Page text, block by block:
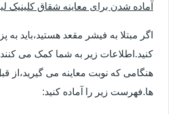
آماده شدن برای معاینه شقاق کلینیک
اگر مبتلا به فیشر مقعد
کنید.اطلاعات زیر به شما کمک می کنند
هنگامی که نوبت معاینه می گیرید،از
ها.فهرست زیر را آماده کنید: